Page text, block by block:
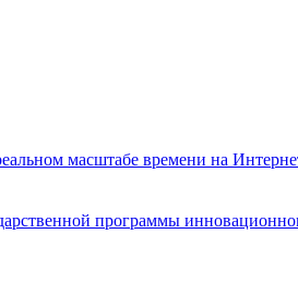
масштабе времени на
программы